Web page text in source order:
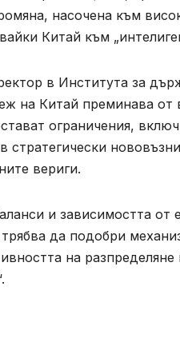
насочена към
Китай към
в Института за
на Китай преминава от
ограничения,
вериги.
и зависимостта от
да подобри
на